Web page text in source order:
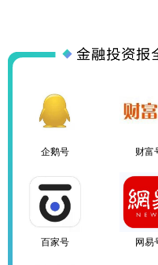
搜狐号 头条